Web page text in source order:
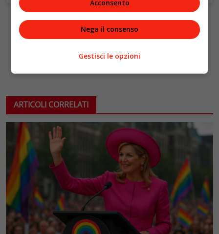
ARTICOLI CORRELATI
Acconsento
Nega il consenso
Gestisci le opzioni